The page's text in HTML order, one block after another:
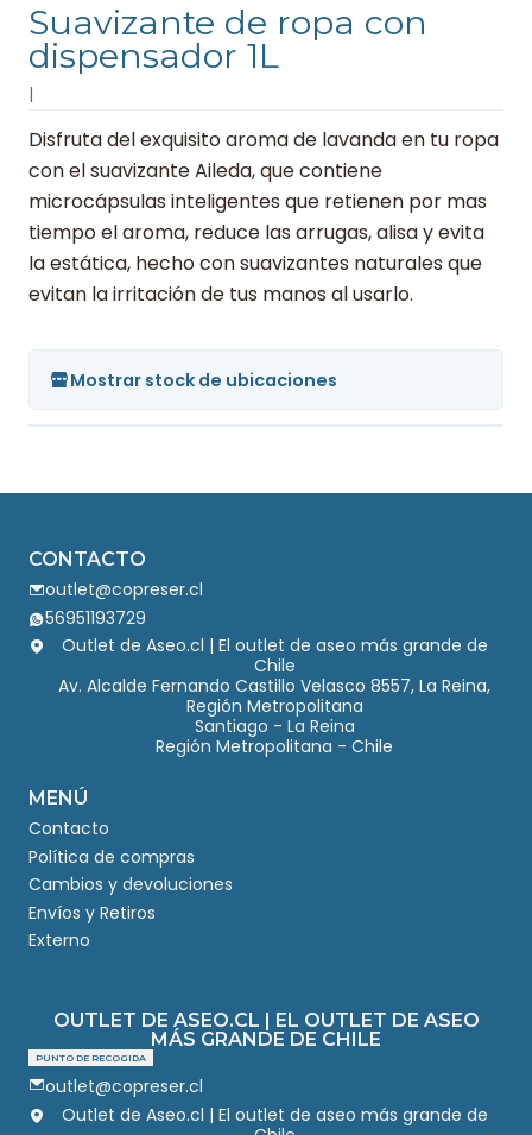
Suavizante de ropa con
dispensador 1L
|
Disfruta del exquisito aroma de lavanda en tu ropa
con el suavizante Aileda, que contiene
microcápsulas inteligentes que retienen por mas
tiempo el aroma, reduce las arrugas, alisa y evita
la estática, hecho con suavizantes naturales que
evitan la irritación de tus manos al usarlo.
Mostrar stock de ubicaciones
CONTACTO
outlet@copreser.cl
56951193729
Outlet de Aseo.cl | El outlet de aseo más grande de
Chile
Av. Alcalde Fernando Castillo Velasco 8557, La Reina,
Región Metropolitana
Santiago - La Reina
Región Metropolitana - Chile
MENÚ
Contacto
Política de compras
Cambios y devoluciones
Envíos y Retiros
Externo
OUTLET DE ASEO.CL | EL OUTLET DE ASEO
MÁS GRANDE DE CHILE
PUNTO DE RECOGIDA
outlet@copreser.cl
Outlet de Aseo.cl | El outlet de aseo más grande de